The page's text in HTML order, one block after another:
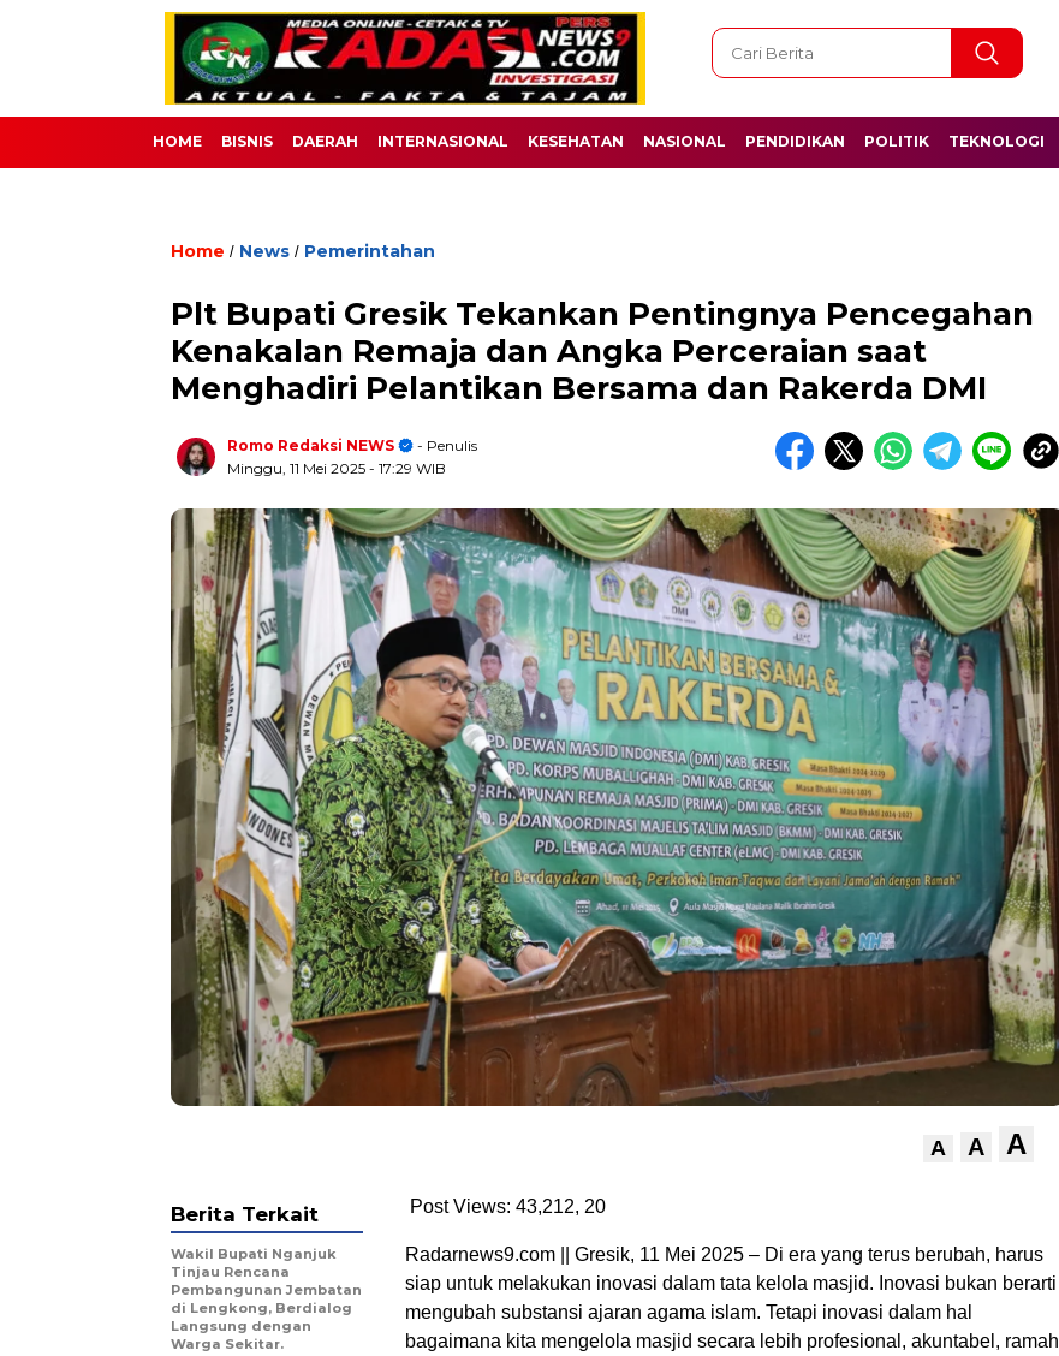
HOME BISNIS DAERAH INTERNASIONAL KESEHATAN NASIONAL PENDIDIKAN POLITIK TEKNOLOGI
Home / News / Pemerintahan
Plt Bupati Gresik Tekankan Pentingnya Pencegahan
Kenakalan Remaja dan Angka Perceraian saat
Menghadiri Pelantikan Bersama dan Rakerda DMI
Romo Redaksi NEWS
- Penulis
Minggu, 11 Mei 2025 - 17:29 WIB
A A A
Post Views: 43,212, 20
Radarnews9.com || Gresik, 11 Mei 2025 – Di era yang terus berubah, harus
siap untuk melakukan inovasi dalam tata kelola masjid. Inovasi bukan berarti
mengubah substansi ajaran agama islam. Tetapi inovasi dalam hal
bagaimana kita mengelola masjid secara lebih profesional, akuntabel, ramah
Berita Terkait
Wakil Bupati Nganjuk
Tinjau Rencana
Pembangunan Jembatan
di Lengkong, Berdialog
Langsung dengan
Warga Sekitar.